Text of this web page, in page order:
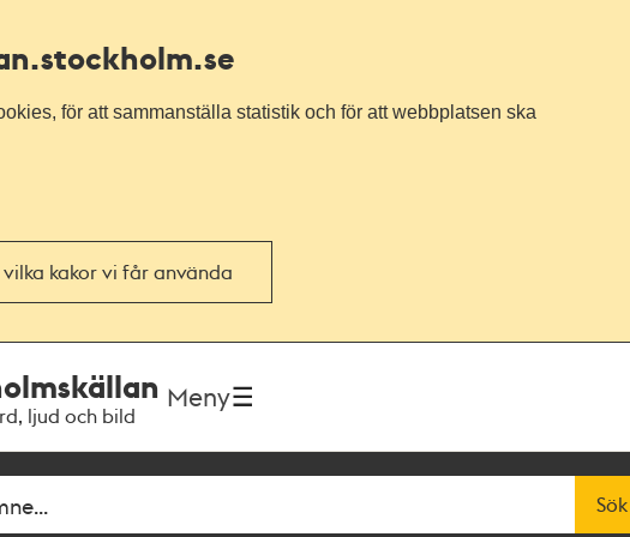
.stockholm.se
för att sammanställa statistik och för att webbplatsen ska
kakor vi får använda
ljud och bild
Meny
Sök